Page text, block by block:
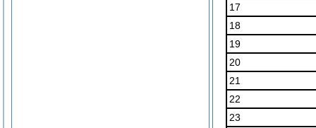
17
18
19
20
21
22
23